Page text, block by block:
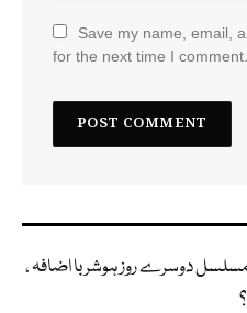
Save my name, email,
for the next time I comment.
دوسرے روز ہوشربا اضافہ ،